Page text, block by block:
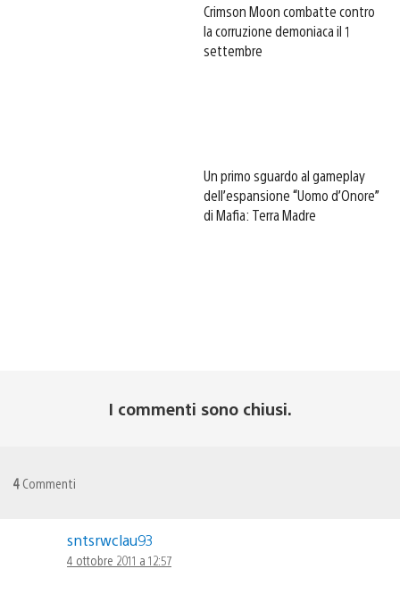
Crimson Moon combatte contro
la corruzione demoniaca il 1
settembre
Un primo sguardo al gameplay
dell’espansione “Uomo d’Onore”
di Mafia: Terra Madre
I commenti sono chiusi.
4 Commenti
sntsrwclau93
4 ottobre 2011 a 12:57